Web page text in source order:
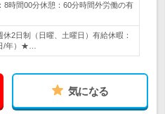
8時間00分休憩：60分時間外労働の有
休2日制（日曜、土曜日）有給休暇：
/年）★…
気になる